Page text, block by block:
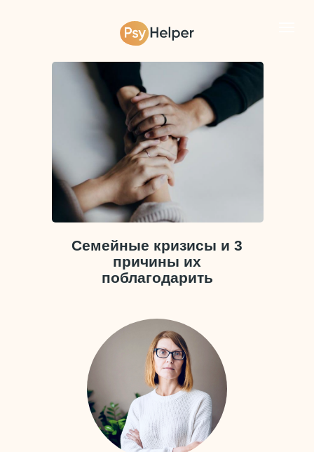
Семейные кризисы и 3
причины их
поблагодарить